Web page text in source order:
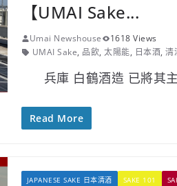
【UMAI Sake...
Umai Newshouse
1618 Views
UMAI Sake, 品飲,太陽能, 日本酒,清
兵庫 白鶴酒造 已將其
Read More
JAPANESE SAKE 日本清酒 SAKE 101